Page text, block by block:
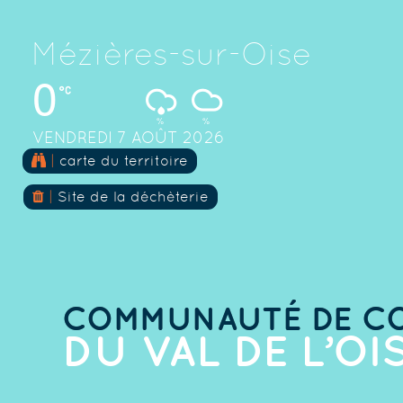
Mézières-sur-Oise
0 % %
VENDREDI 7 AOÛT 2026
| carte du territoire
| Site de la déchèterie
COMMUNAUTÉ DE
DU VAL DE